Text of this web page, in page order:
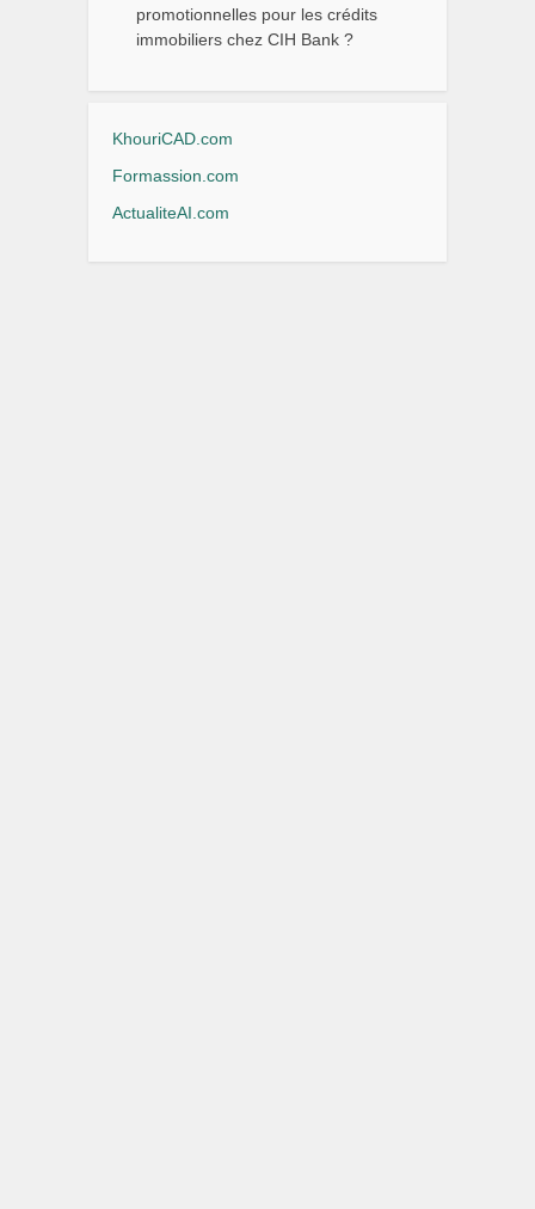
promotionnelles pour les crédits
immobiliers chez CIH Bank ?
KhouriCAD.com
Formassion.com
ActualiteAI.com